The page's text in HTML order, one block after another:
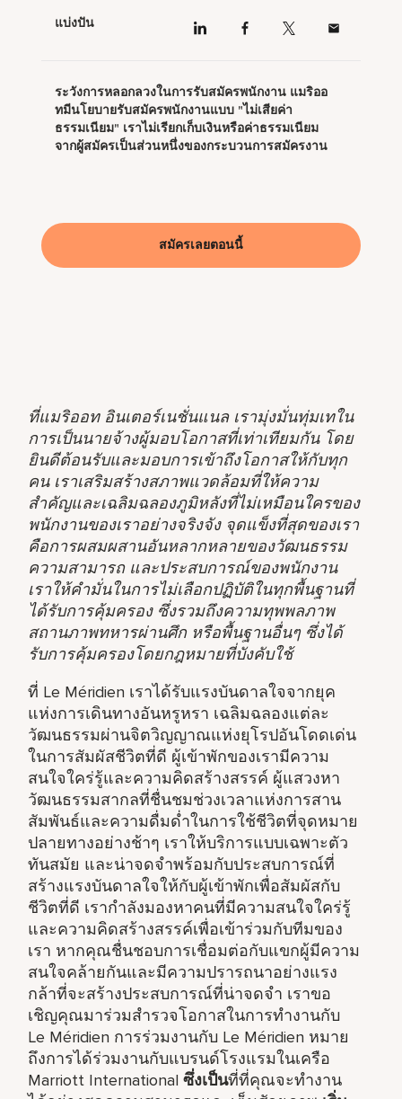
ที่แมริออท อินเตอร์เนชั่นแนล เรามุ่งมั่นทุ่มเทใน
การเป็นนายจ้างผู้มอบโอกาสที่เท่าเทียมกัน โดย
ยินดีต้อนรับและมอบการเข้าถึงโอกาสให้กับทุก
คน เราเสริมสร้างสภาพแวดล้อมที่ให้ความ
สำคัญและเฉลิมฉลองภูมิหลังที่ไม่เหมือนใครของ
พนักงานของเราอย่างจริงจัง จุดแข็งที่สุดของเรา
คือการผสมผสานอันหลากหลายของวัฒนธรรม
ความสามารถ และประสบการณ์ของพนักงาน
เราให้คำมั่นในการไม่เลือกปฏิบัติในทุกพื้นฐานที่
ได้รับการคุ้มครอง ซึ่งรวมถึงความทุพพลภาพ
สถานภาพทหารผ่านศึก หรือพื้นฐานอื่นๆ ซึ่งได้
รับการคุ้มครองโดยกฎหมายที่บังคับใช้
ที่ Le Méridien เราได้รับแรงบันดาลใจจากยุค
แห่งการเดินทางอันหรูหรา เฉลิมฉลองแต่ละ
วัฒนธรรมผ่านจิตวิญญาณแห่งยุโรปอันโดดเด่น
ในการสัมผัสชีวิตที่ดี ผู้เข้าพักของเรามีความ
สนใจใคร่รู้และความคิดสร้างสรรค์ ผู้แสวงหา
วัฒนธรรมสากลที่ชื่นชมช่วงเวลาแห่งการสาน
สัมพันธ์และความดื่มด่ำในการใช้ชีวิตที่จุดหมาย
ปลายทางอย่างช้าๆ เราให้บริการแบบเฉพาะตัว
ทันสมัย และน่าจดจำพร้อมกับประสบการณ์ที่
สร้างแรงบันดาลใจให้กับผู้เข้าพักเพื่อสัมผัสกับ
ชีวิตที่ดี เรากำลังมองหาคนที่มีความสนใจใคร่รู้
และความคิดสร้างสรรค์เพื่อเข้าร่วมกับทีมของ
เรา หากคุณชื่นชอบการเชื่อมต่อกับแขกผู้มีความ
สนใจคล้ายกันและมีความปรารถนาอย่างแรง
กล้าที่จะสร้างประสบการณ์ที่น่าจดจำ เราขอ
เชิญคุณมาร่วมสำรวจโอกาสในการทำงานกับ
Le Méridien การร่วมงานกับ Le Méridien หมาย
ถึงการได้ร่วมงานกับแบรนด์โรงแรมในเครือ
Marriott Internationalซึ่งเป็นที่ที่คุณจะทำงาน
แบ่งปัน
ระวังการหลอกลวงในการรับสมัครพนักงาน แมริออ
ทมีนโยบายรับสมัครพนักงานแบบ "ไม่เสียค่า
ธรรมเนียม" เราไม่เรียกเก็บเงินหรือค่าธรรมเนียม
จากผู้สมัครเป็นส่วนหนึ่งของกระบวนการสมัครงาน
สมัครเลยตอนนี้